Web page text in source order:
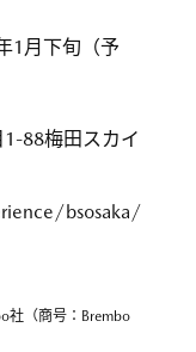
1月下旬（予
1-88梅田スカイ
bsosaka/
社（商号：Brembo